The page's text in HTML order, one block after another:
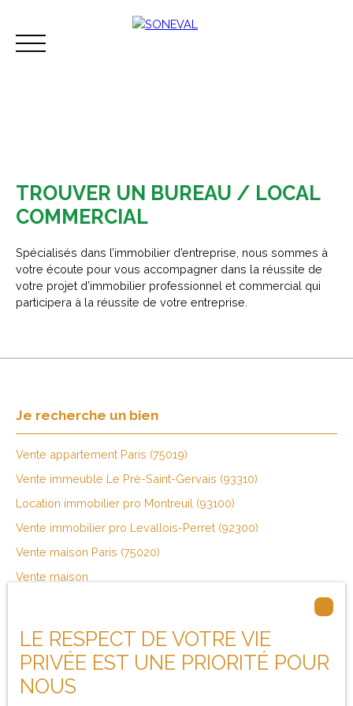
Acheter Vendre
Espace perso Contact
TROUVER UN BUREAU / LOCAL
COMMERCIAL
Spécialisés dans l’immobilier d’entreprise, nous sommes à
votre écoute pour vous accompagner dans la réussite de
votre projet d’immobilier professionnel et commercial qui
participera à la réussite de votre entreprise.
Je recherche un bien
Vente appartement Paris (75019)
Vente immeuble Le Pré-Saint-Gervais (93310)
Location immobilier pro Montreuil (93100)
Vente immobilier pro Levallois-Perret (92300)
Vente maison Paris (75020)
Vente maison
Je suis propriétaire
Estimez votre bien
LE RESPECT DE VOTRE VIE
PRIVÉE EST UNE PRIORITÉ POUR
NOUS